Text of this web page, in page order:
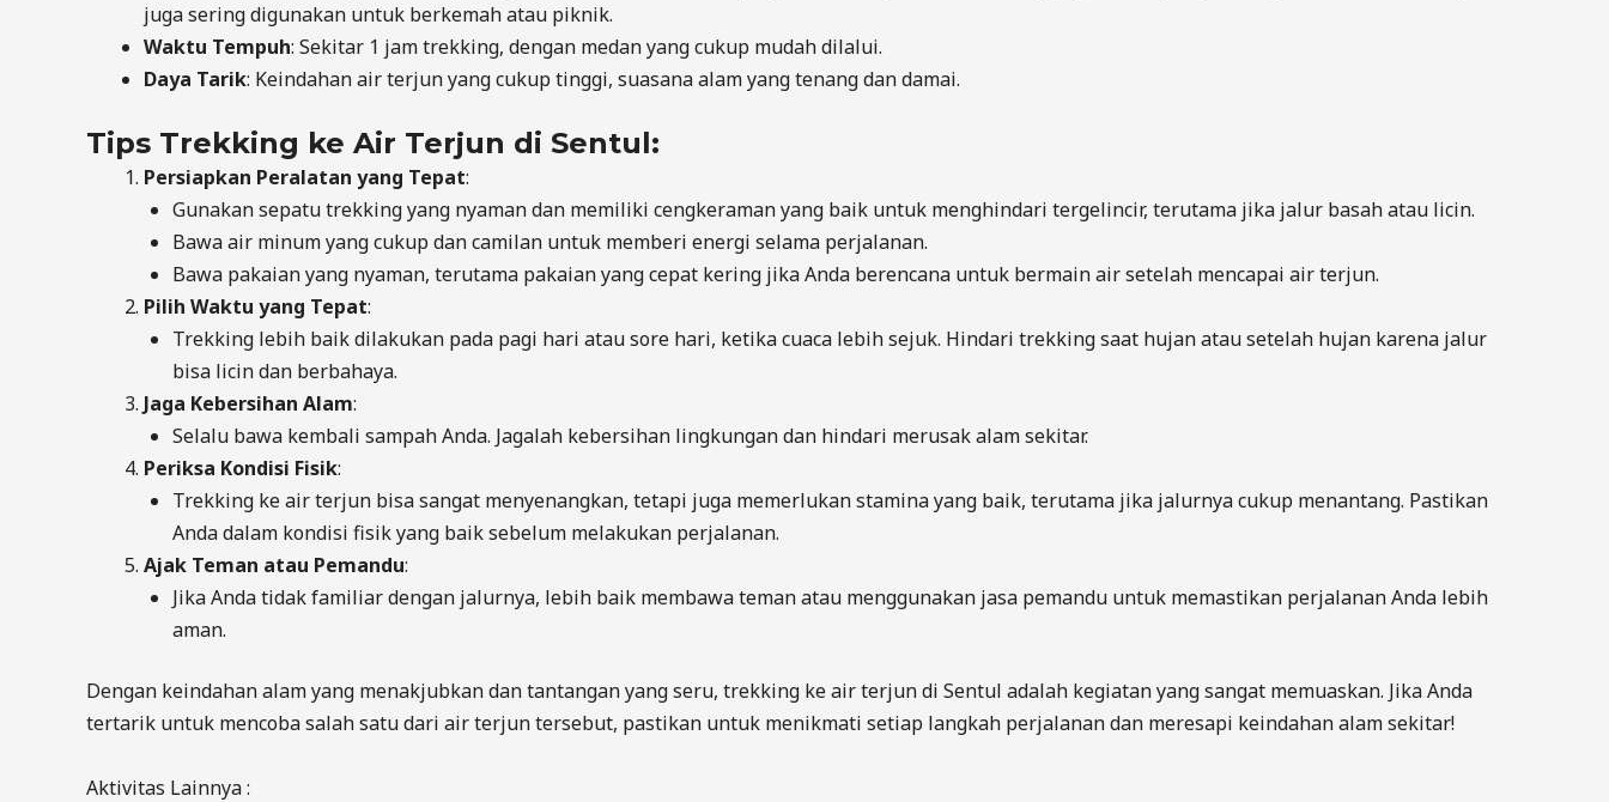
juga sering digunakan untuk berkemah atau piknik.
Waktu Tempuh: Sekitar 1 jam trekking, dengan medan yang cukup mudah dilalui.
Daya Tarik: Keindahan air terjun yang cukup tinggi, suasana alam yang tenang dan damai.
Tips Trekking ke Air Terjun di Sentul:
Persiapkan Peralatan yang Tepat:
Gunakan sepatu trekking yang nyaman dan memiliki cengkeraman yang baik untuk menghindari tergelincir, terutama jika jalur basah atau licin.
Bawa air minum yang cukup dan camilan untuk memberi energi selama perjalanan.
Bawa pakaian yang nyaman, terutama pakaian yang cepat kering jika Anda berencana untuk bermain air setelah mencapai air terjun.
Pilih Waktu yang Tepat:
Trekking lebih baik dilakukan pada pagi hari atau sore hari, ketika cuaca lebih sejuk. Hindari trekking saat hujan atau setelah hujan karena jalur
bisa licin dan berbahaya.
Jaga Kebersihan Alam:
Selalu bawa kembali sampah Anda. Jagalah kebersihan lingkungan dan hindari merusak alam sekitar.
Periksa Kondisi Fisik:
Trekking ke air terjun bisa sangat menyenangkan, tetapi juga memerlukan stamina yang baik, terutama jika jalurnya cukup menantang. Pastikan
Anda dalam kondisi fisik yang baik sebelum melakukan perjalanan.
Ajak Teman atau Pemandu:
Jika Anda tidak familiar dengan jalurnya, lebih baik membawa teman atau menggunakan jasa pemandu untuk memastikan perjalanan Anda lebih
aman.
Dengan keindahan alam yang menakjubkan dan tantangan yang seru, trekking ke air terjun di Sentul adalah kegiatan yang sangat memuaskan. Jika Anda
tertarik untuk mencoba salah satu dari air terjun tersebut, pastikan untuk menikmati setiap langkah perjalanan dan meresapi keindahan alam sekitar!
Aktivitas Lainnya :